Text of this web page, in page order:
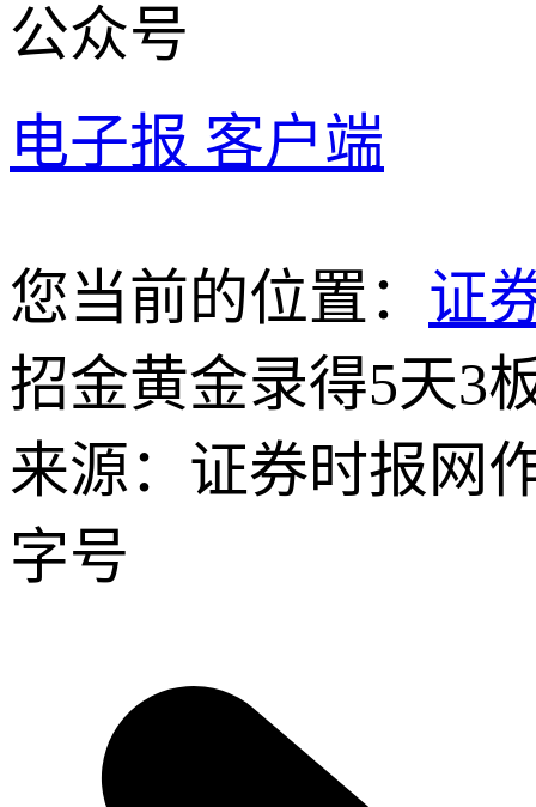
公众号
电子报 客户端
您当前的位置： 证
招金黄金录得5天3
来源：证券时报网
字号